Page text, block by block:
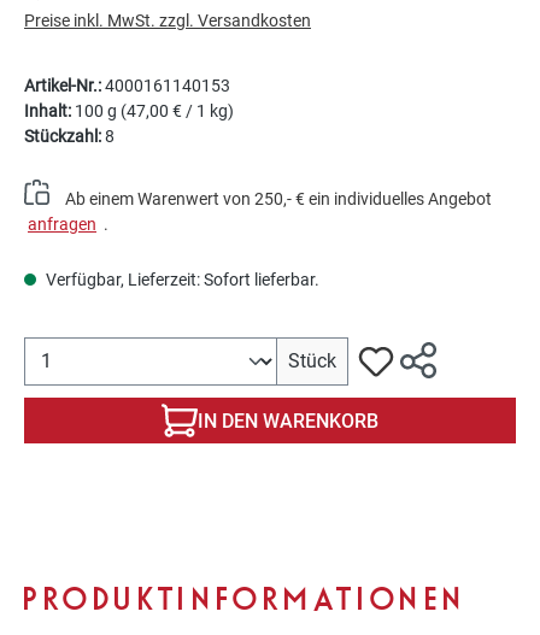
Preise inkl. MwSt. zzgl. Versandkosten
Artikel-Nr.:4000161140153
Inhalt: 100 g (47,00 € / 1 kg)
Stückzahl:8
Ab einem Warenwert von 250,- € ein individuelles Angebot
anfragen .
Verfügbar, Lieferzeit: Sofort lieferbar.
Produkt Anzahl: Gib den gewünschten Wert ein oder
Stück
IN DEN WARENKORB
PRODUKTINFORMATIONEN